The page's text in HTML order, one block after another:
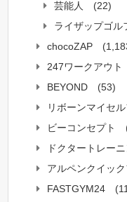
芸能人
(22)
ライザップゴル
chocoZAP
247ワークアウト
BEYOND
(53)
リボーンマイセル
ビーコンセプト
ドクタートレー
アルペンクイッ
FASTGYM24